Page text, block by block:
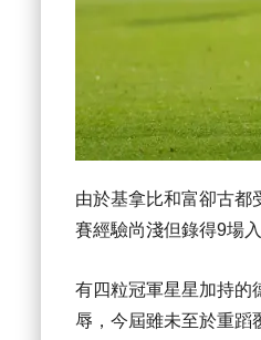
由於基拿比和富卻古都
賽經驗尚淺但錄得9場
有四粒冠軍星星加持的
辱，今屆雖未至於重蹈